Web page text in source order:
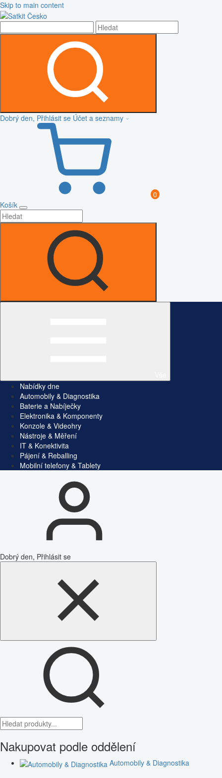
Skip to main content
Dobrý den, Přihlásit se Účet a seznamy
0
Košík
Nabídky dne
Automobily & Diagnostika
Baterie a Nabíječky
Elektronika & Komponenty
Konzole & Videohry
Nástroje & Měření
IT & Konektivita
Pájení & Reballing
Mobilní telefony & Tablety
Dobrý den, Přihlásit se
Nakupovat podle oddělení
Automobily & Diagnostika